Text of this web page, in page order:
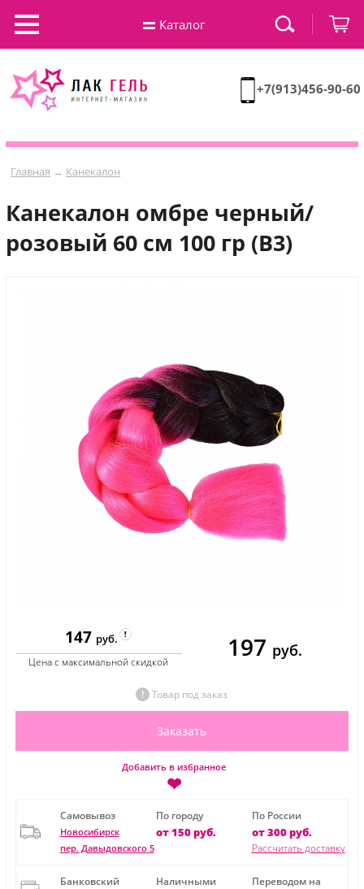
+7(913)456-90-60
Главная → Канекалон
Канекалон омбре черный/
розовый 60 см 100 гр (B3)
147 руб.
Цена с максимальной скидкой 197 руб.
Товар под заказ
Заказать
Добавить в избранное
❤
Самовывоз
Новосибирск
пер. Давыдовского 5
По городу
от 150 руб.
По России
от 300 руб.
Рассчитать доставку
Банковский
Наличными
Переводом на
Каталог